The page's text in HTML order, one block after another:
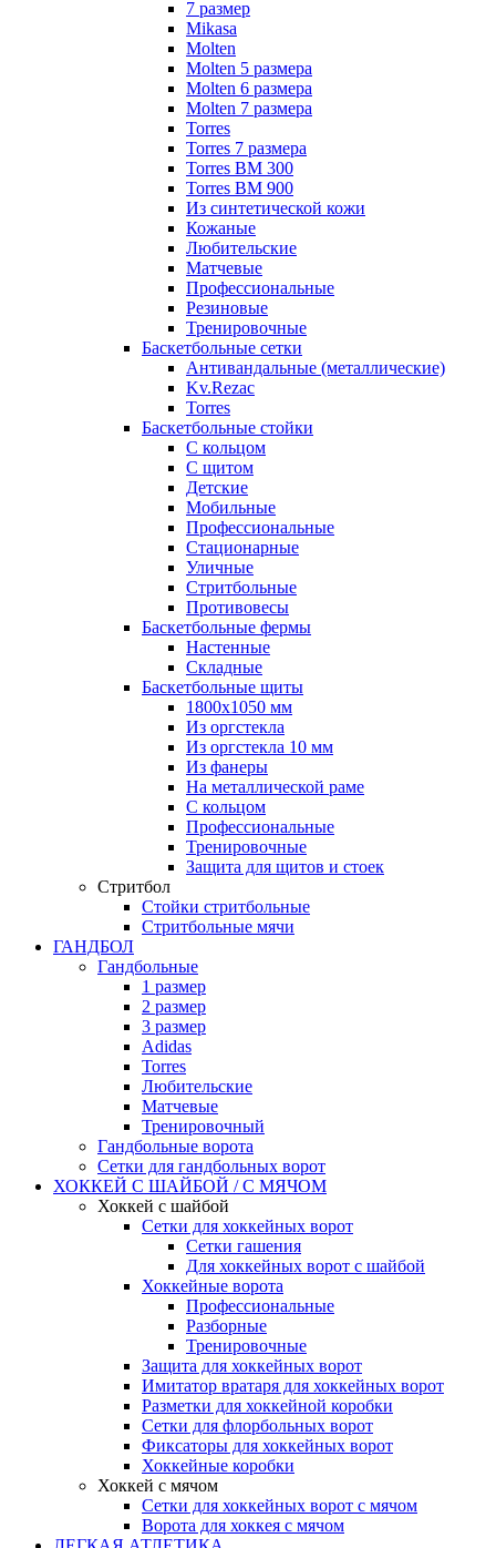
7 размер
Mikasa
Molten
Molten 5 размера
Molten 6 размера
Molten 7 размера
Torres
Torres 7 размера
Torres BM 300
Torres BM 900
Из синтетической кожи
Кожаные
Любительские
Матчевые
Профессиональные
Резиновые
Тренировочные
Баскетбольные сетки
Антивандальные (металлические)
Kv.Rezac
Torres
Баскетбольные стойки
С кольцом
С щитом
Детские
Мобильные
Профессиональные
Стационарные
Уличные
Стритбольные
Противовесы
Баскетбольные фермы
Настенные
Складные
Баскетбольные щиты
1800х1050 мм
Из оргстекла
Из оргстекла 10 мм
Из фанеры
На металлической раме
С кольцом
Профессиональные
Тренировочные
Защита для щитов и стоек
Стритбол
Стойки стритбольные
Стритбольные мячи
ГАНДБОЛ
Гандбольные
1 размер
2 размер
3 размер
Adidas
Torres
Любительские
Матчевые
Тренировочный
Гандбольные ворота
Сетки для гандбольных ворот
ХОККЕЙ С ШАЙБОЙ / С МЯЧОМ
Хоккей с шайбой
Сетки для хоккейных ворот
Сетки гашения
Для хоккейных ворот с шайбой
Хоккейные ворота
Профессиональные
Разборные
Тренировочные
Защита для хоккейных ворот
Имитатор вратаря для хоккейных ворот
Разметки для хоккейной коробки
Сетки для флорбольных ворот
Фиксаторы для хоккейных ворот
Хоккейные коробки
Хоккей с мячом
Сетки для хоккейных ворот с мячом
Ворота для хоккея с мячом